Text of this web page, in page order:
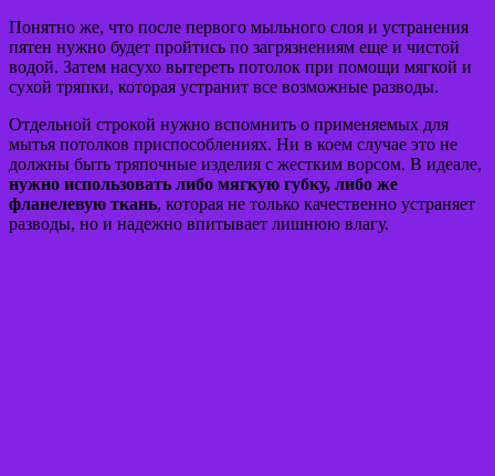
Понятно же, что после первого мыльного слоя и устранения
пятен нужно будет пройтись по загрязнениям еще и чистой
водой. Затем насухо вытереть потолок при помощи мягкой и
сухой тряпки, которая устранит все возможные разводы.
Отдельной строкой нужно вспомнить о применяемых для
мытья потолков приспособлениях. Ни в коем случае это не
должны быть тряпочные изделия с жестким ворсом. В идеале,
нужно использовать либо мягкую губку, либо же
фланелевую ткань, которая не только качественно устраняет
разводы, но и надежно впитывает лишнюю влагу.